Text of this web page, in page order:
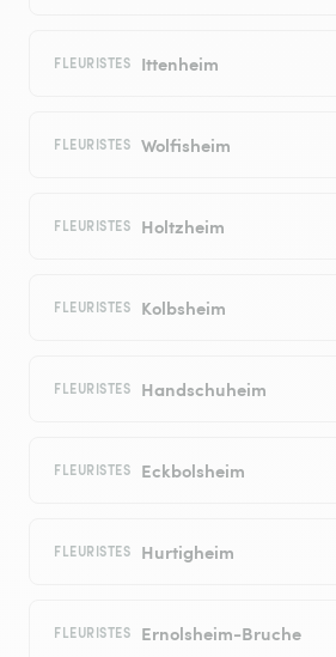
FLEURISTES Ittenheim
FLEURISTES Wolfisheim
FLEURISTES Holtzheim
FLEURISTES Kolbsheim
FLEURISTES Handschuheim
FLEURISTES Eckbolsheim
FLEURISTES Hurtigheim
FLEURISTES Ernolsheim-Bruche